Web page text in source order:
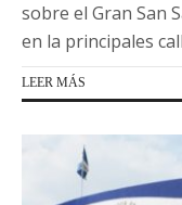
sobre el Gran San
en la principales
LEER MÁS